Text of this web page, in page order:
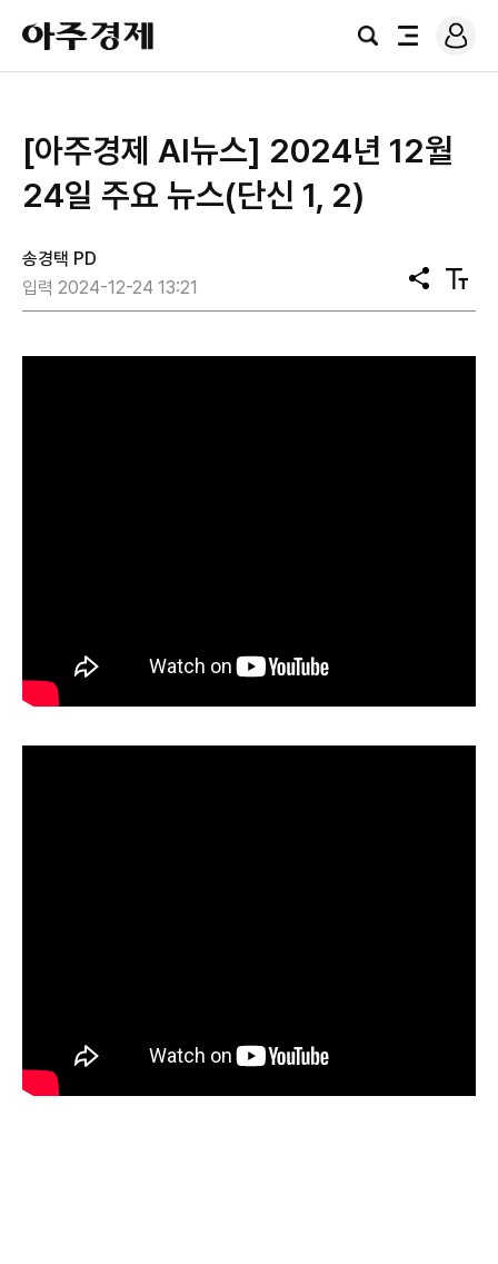
아
주
경
검
전
로
그
[아주경제 AI뉴스] 2024년 12월
24일 주요 뉴스(단신 1, 2)
송경택 PD
입력 2024-12-24 13:21
공
유
텍
스
기